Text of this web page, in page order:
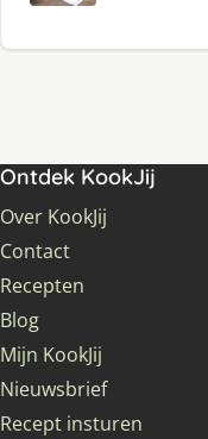
Ontdek KookJij
Over KookJij
Contact
Recepten
Blog
Mijn KookJij
Nieuwsbrief
Recept insturen